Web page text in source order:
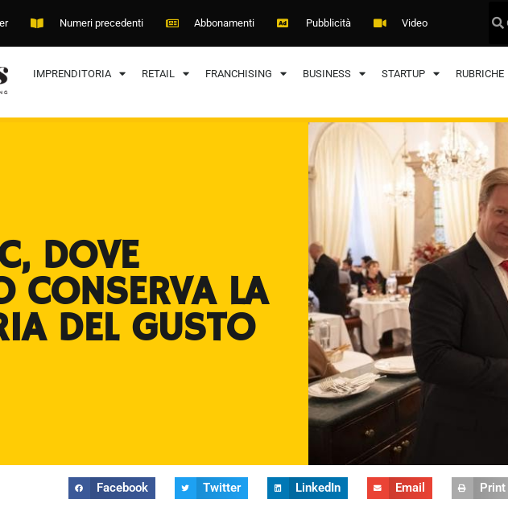
Numeri precedenti Abbonamenti Pubblicità Video
IMPRENDITORIA RETAIL FRANCHISING BUSINESS STARTUP RUBRICHE
DOVE
CONSERVA LA
DEL GUSTO
Facebook Twitter LinkedIn Email Print